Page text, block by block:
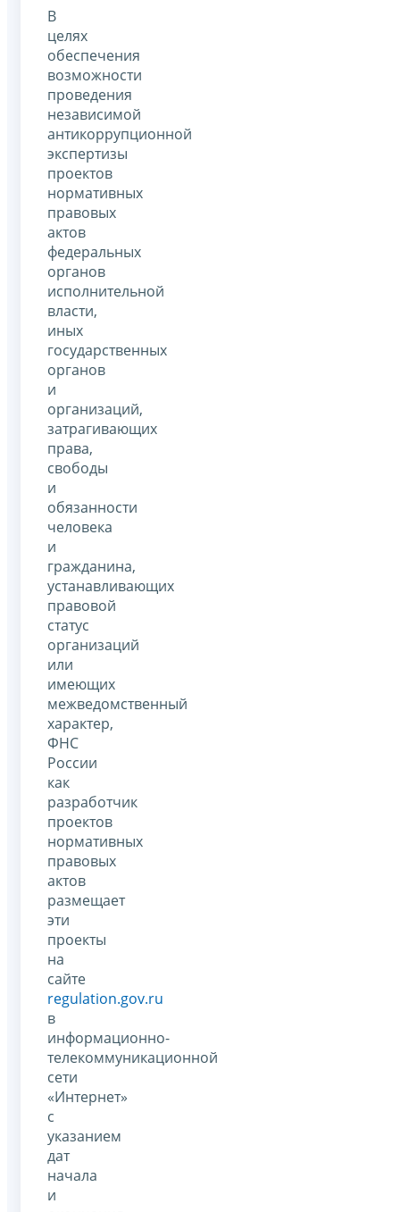
В
целях
обеспечения
возможности
проведения
независимой
антикоррупционной
экспертизы
проектов
нормативных
правовых
актов
федеральных
органов
исполнительной
власти,
иных
государственных
органов
и
организаций,
затрагивающих
права,
свободы
и
обязанности
человека
и
гражданина,
устанавливающих
правовой
статус
организаций
или
имеющих
межведомственный
характер,
ФНС
России
как
разработчик
проектов
нормативных
правовых
актов
размещает
эти
проекты
на
сайте
regulation.gov.ru
в
информационно-
телекоммуникационной
сети
«Интернет»
с
указанием
дат
начала
и